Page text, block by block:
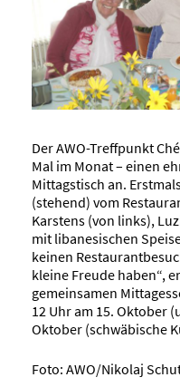
Der AWO-Treffpunkt
Mal im Monat – einen
Mittagstisch an.
(stehend) vom
Karstens (von links),
mit libanesischen
keinen
kleine Freude haben“,
gemeinsamen
12 Uhr am 15. Oktober
Oktober (schwäbische
Foto: AWO/Nikolaj